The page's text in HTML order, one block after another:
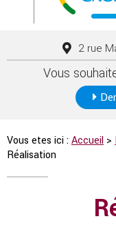
2 rue
Vous
Vous etes ici :Accueil >
Réalisation